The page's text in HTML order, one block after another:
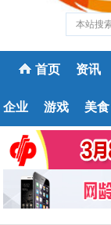
首页 资讯
企业 游戏 美食